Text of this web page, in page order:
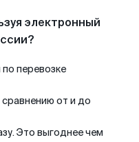
электронный
по перевозке
от и до
Это выгоднее чем